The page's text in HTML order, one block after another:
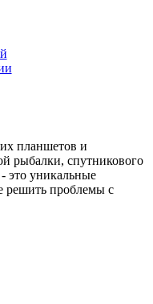
планшетов и
рыбалки, спутникового
это уникальные
решить проблемы с